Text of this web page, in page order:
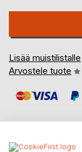
Lisää muistilistalle
Arvostele tuote